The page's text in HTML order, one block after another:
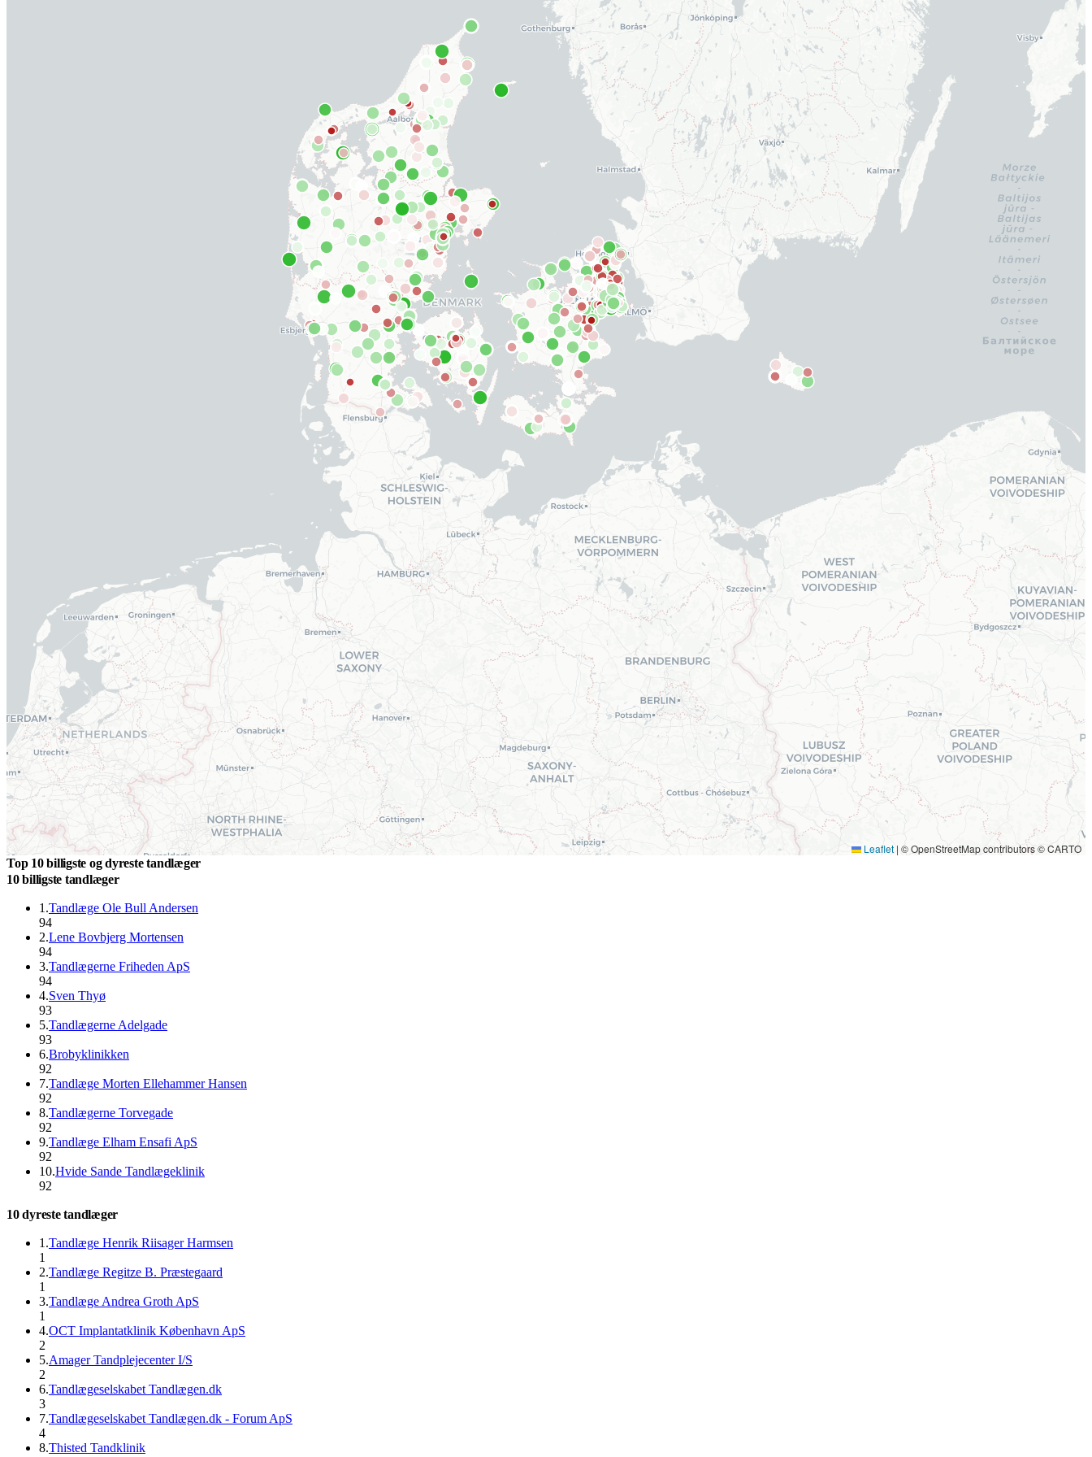
Leaflet | © OpenStreetMap contributors © CARTO
Top 10 billigste og dyreste tandlæger
10 billigste tandlæger
1 .Tandlæge Ole Bull Andersen
94
2.Lene Bovbjerg Mortensen
94
3.Tandlægerne Friheden ApS
94
4.Sven Thyø
93
5.Tandlægerne Adelgade
93
6.Brobyklinikken
92
7.Tandlæge Morten Ellehammer Hansen
92
8.Tandlægerne Torvegade
92
9.Tandlæge Elham Ensafi ApS
92
10.Hvide Sande Tandlægeklinik
92
10 dyreste tandlæger
1 .Tandlæge Henrik Riisager Harmsen
1
2.Tandlæge Regitze B. Præstegaard
1
3.Tandlæge Andrea Groth ApS
1
4.OCT Implantatklinik København ApS
2
5.Amager Tandplejecenter I/S
2
6.Tandlægeselskabet Tandlægen.dk
3
7.Tandlægeselskabet Tandlægen.dk - Forum ApS
4
8.Thisted Tandklinik